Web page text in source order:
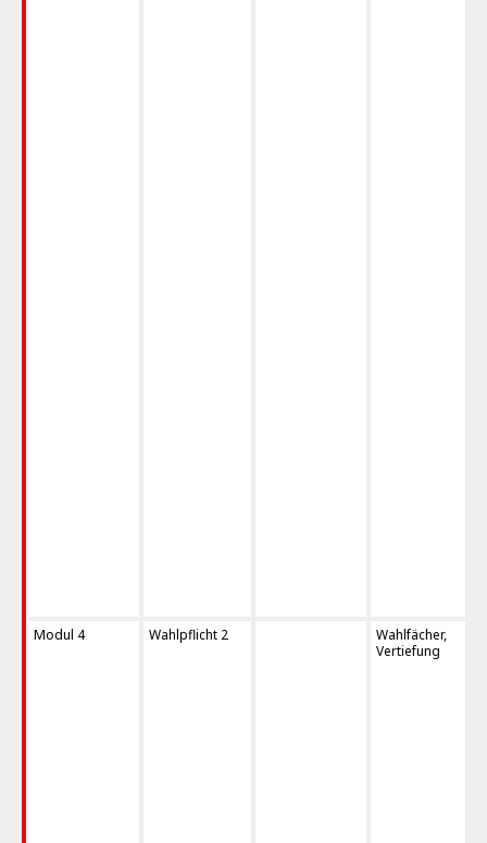
Modul 4 Wahlpflicht 2
Wahlfächer,
Vertiefung